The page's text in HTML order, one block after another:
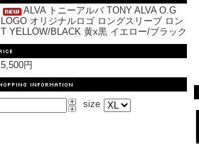
ALVA トニーアルバ TONY ALVA O.G
LOGO オリジナルロゴ ロングスリーブ ロン
T YELLOW/BLACK 黄x黒 イエロー/ブラック
5,500円
size